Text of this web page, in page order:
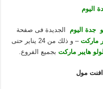
اليوم
جدة اليوم
الجديدة فى صفحة
ماركت
– و ذلك من 24 يناير حتى
هايبر ماركت بجميع الفروع.
افنت مول